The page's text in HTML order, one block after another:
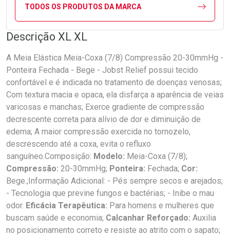
TODOS OS PRODUTOS DA MARCA
Descrição XL XL
A Meia Elástica Meia-Coxa (7/8) Compressão 20-30mmHg -
Ponteira Fechada - Bege - Jobst Relief possui tecido
confortável e é indicada no tratamento de doenças venosas;
Com textura macia e opaca, ela disfarça a aparência de veias
varicosas e manchas; Exerce gradiente de compressão
decrescente correta para alívio de dor e diminuição de
edema; A maior compressão exercida no tornozelo,
descrescendo até a coxa, evita o refluxo
sanguíneo.Composição: Modelo: Meia-Coxa (7/8);
Compressão: 20-30mmHg; Ponteira: Fechada; Cor:
Bege.;Informação Adicional: - Pés sempre secos e arejados;
- Tecnologia que previne fungos e bactérias; - Inibe o mau
odor. Eficácia Terapêutica: Para homens e mulheres que
buscam saúde e economia; Calcanhar Reforçado: Auxilia
no posicionamento correto e resiste ao atrito com o sapato;